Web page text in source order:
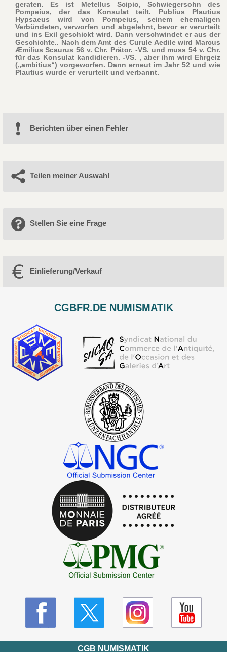
geraten. Es ist Metellus Scipio, Schwiegersohn des
Pompeius, der das Konsulat teilt. Publius Plautius
Hypsaeus wird von Pompeius, seinem ehemaligen
Verbündeten, verworfen und abgelehnt, bevor er verurteilt
und ins Exil geschickt wird. Dann verschwindet er aus der
Geschichte.. Nach dem Amt des Curule Aedile wird Marcus
Æmilius Scaurus 56 v. Chr. Prätor. -VS. und muss 54 v. Chr.
für das Konsulat kandidieren. -VS. , aber ihm wird Ehrgeiz
(„ambitius“) vorgeworfen. Dann erneut im Jahr 52 und wie
Plautius wurde er verurteilt und verbannt.
Berichten über einen Fehler
Teilen meiner Auswahl
Stellen Sie eine Frage
Einlieferung/Verkauf
CGBFR.DE NUMISMATIK
CGB NUMISMATIK